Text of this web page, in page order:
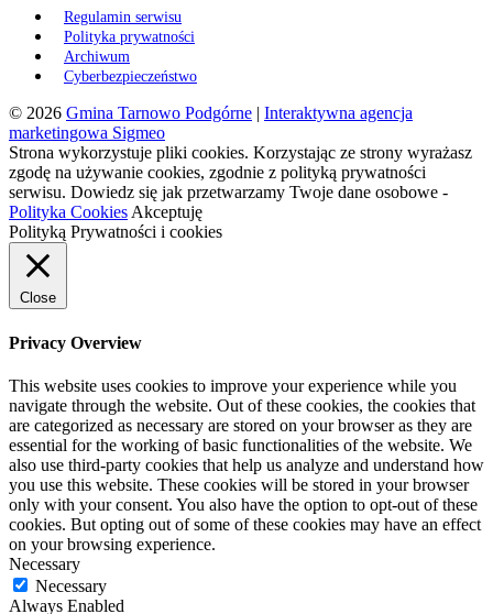
Regulamin serwisu
Polityka prywatności
Archiwum
Cyberbezpieczeństwo
© 2026 Gmina Tarnowo Podgórne | Interaktywna agencja
marketingowa Sigmeo
Strona wykorzystuje pliki cookies. Korzystając ze strony wyrażasz
zgodę na używanie cookies, zgodnie z polityką prywatności
serwisu. Dowiedz się jak przetwarzamy Twoje dane osobowe -
Polityka Cookies Akceptuję
Polityką Prywatności i cookies
Close
Privacy Overview
This website uses cookies to improve your experience while you
navigate through the website. Out of these cookies, the cookies that
are categorized as necessary are stored on your browser as they are
essential for the working of basic functionalities of the website. We
also use third-party cookies that help us analyze and understand how
you use this website. These cookies will be stored in your browser
only with your consent. You also have the option to opt-out of these
cookies. But opting out of some of these cookies may have an effect
on your browsing experience.
Necessary
Necessary
Always Enabled